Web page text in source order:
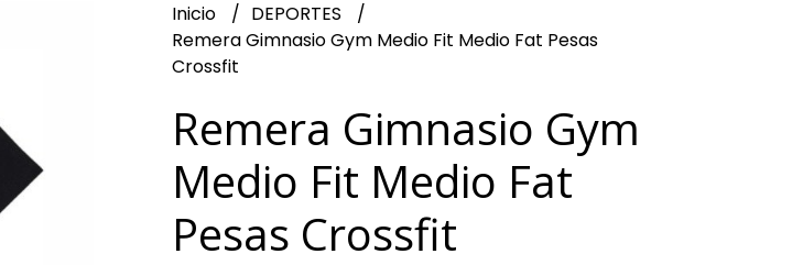
Inicio
DEPORTES
Remera Gimnasio Gym Medio Fit Medio Fat Pesas
Crossfit
Remera Gimnasio Gym
Medio Fit Medio Fat
Pesas Crossfit